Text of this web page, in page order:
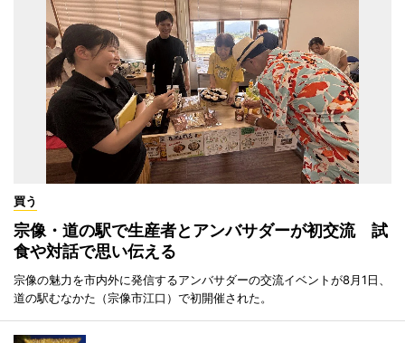
買う
宗像・道の駅で生産者とアンバサダーが初交流 試
食や対話で思い伝える
宗像の魅力を市内外に発信するアンバサダーの交流イベントが8月1日、
道の駅むなかた（宗像市江口）で初開催された。